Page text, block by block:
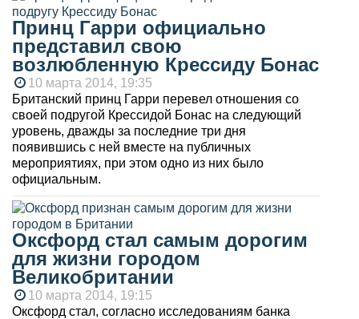
Принц Гарри официально
представил свою
возлюбленную Крессиду Бонас
10 марта 2014, 19:35
Британский принц Гарри перевел отношения со
своей подругой Крессидой Бонас на следующий
уровень, дважды за последние три дня
появившись с ней вместе на публичных
мероприятиях, при этом одно из них было
официальным.
Оксфорд стал самым дорогим
для жизни городом
Великобритании
10 марта 2014, 19:15
Оксфорд стал, согласно исследованиям банка